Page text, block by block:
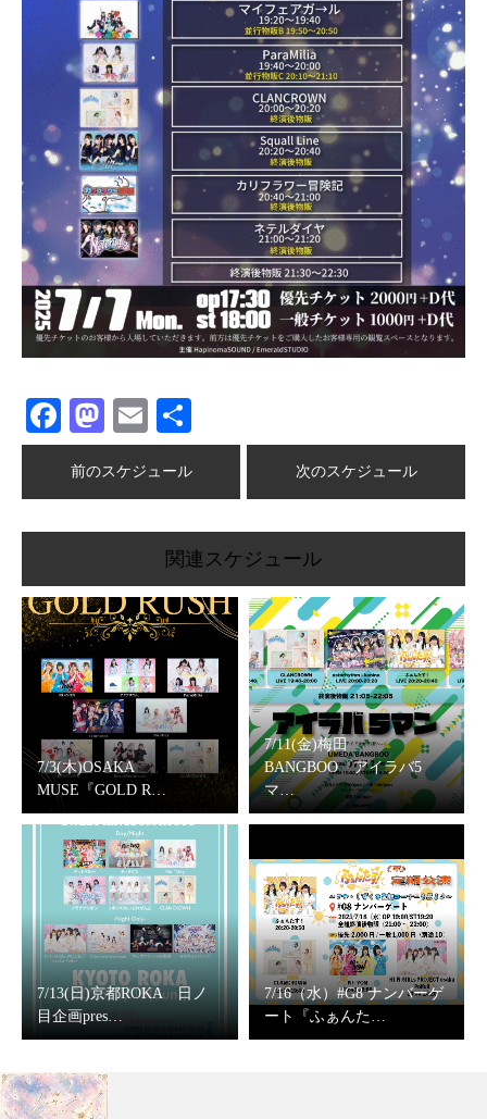
Facebook
Mastodon
Email
有
前のスケジュール 次のスケジュール
関連スケジュール
7/3(木)OSAKA
MUSE『GOLD R…
7/11(金)梅田
BANGBOO『アイラバ5
マ…
7/13(日)京都ROKA 日ノ
目企画pres…
7/16（水）#G8 ナンバーゲ
ート『ふぁんた…